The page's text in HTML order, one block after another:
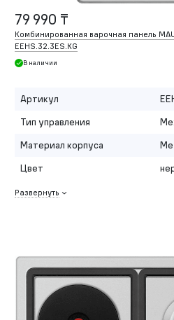
79 990 ₸
Комбинированная варочная панель
EEHS.32.3ES.KG
В наличии
Артикул
Тип управления
Материал корпуса
Цвет
Развернуть